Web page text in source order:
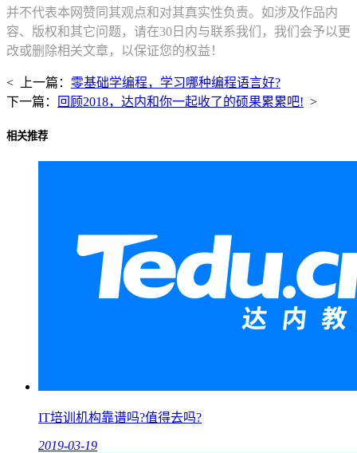
并不代表本网赞同其观点和对其真实性负责。如涉及作品内
容、版权和其它问题，请在30日内与联系我们，我们会予以更
改或删除相关文章，以保证您的权益！
< 上一篇： 零基础学编程，学习哪种编程语言好?
下一篇：
回顾2018，达内和你一起收了的硕果累累吧! >
相关推荐
IT培训机构靠谱吗?值得去吗?
2019-03-19